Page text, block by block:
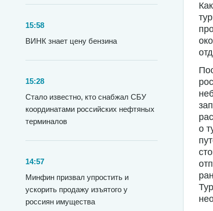
15:58
ВИНК знает цену бензина
15:28
Стало известно, кто снабжал СБУ
координатами российских нефтяных
терминалов
14:57
Минфин призвал упростить и
ускорить продажу изъятого у
россиян имущества
о